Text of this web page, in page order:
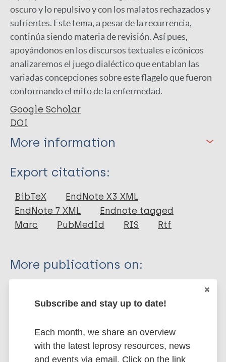
oscuro y lo repulsivo y con los malatos rechazados y
sufrientes. Este tema, a pesar de la recurrencia,
continúa siendo materia de revisión. Así pues,
apoyándonos en los discursos textuales e icónicos
analizaremos el juego dialéctico que entablan las
variadas concepciones sobre este flagelo que fueron
conformando el mito de la enfermedad.
Google Scholar
DOI
More information
Type
Journal Article
Author
Export citations:
BibTeX
EndNote X3 XML
EndNote 7 XML
Endnote tagged
Marc
PubMedId RIS Rtf
More publications on:
History of leprosy
Leprosy in the middle ages
Subscribe and stay up to date!
Each month, we share an overview
with the latest leprosy resources, news
and events via email. Click on the link